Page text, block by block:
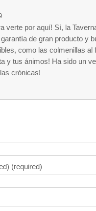
verte por aquí! Sí, la
de gran producto y
como las colmenillas al
y tus ánimos! Ha sido un
crónicas!
(required)